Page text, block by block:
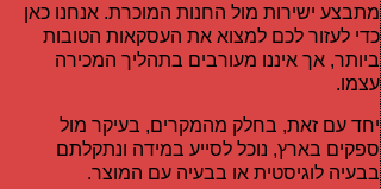
מתבצע ישירות מול החנות המוכרת. אנחנו כאן
כדי לעזור לכם למצוא את העסקאות הטובות
ביותר, אך איננו מעורבים בתהליך המכירה
עצמו.
יחד עם זאת, בחלק מהמקרים, בעיקר מול
ספקים בארץ, נוכל לסייע במידה ונתקלתם
בבעיה לוגיסטית או בבעיה עם המוצר.